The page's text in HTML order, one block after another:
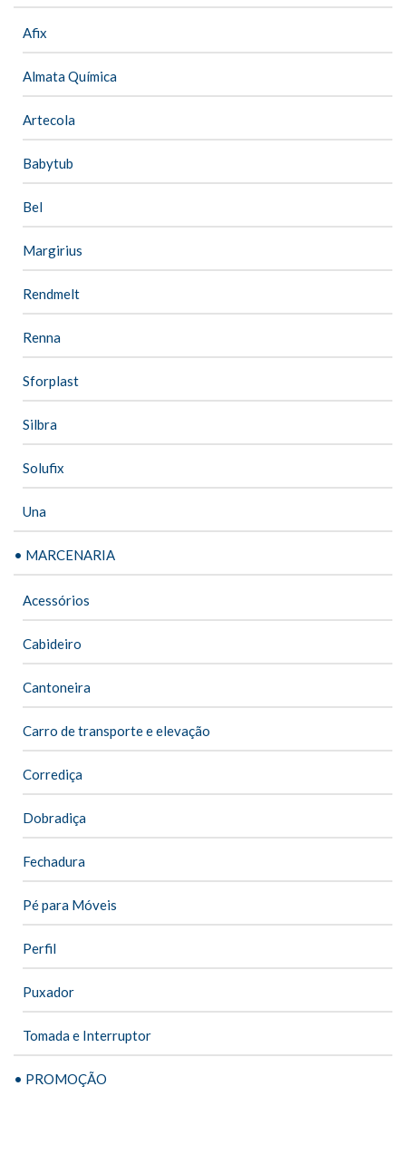
Afix
Almata Química
Artecola
Babytub
Bel
Margirius
Rendmelt
Renna
Sforplast
Silbra
Solufix
Una
• MARCENARIA
Acessórios
Cabideiro
Cantoneira
Carro de transporte e elevação
Corrediça
Dobradiça
Fechadura
Pé para Móveis
Perfil
Puxador
Tomada e Interruptor
• PROMOÇÃO